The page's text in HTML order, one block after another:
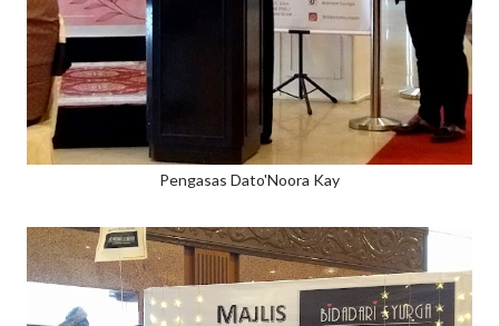
Pengasas Dato'Noora Kay